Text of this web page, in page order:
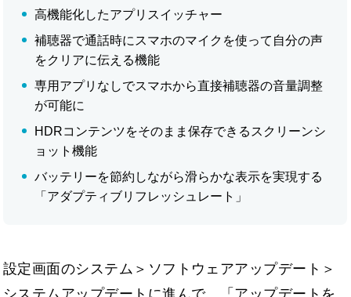
高機能化したアプリスイッチャー
補聴器で通話時にスマホのマイクを使って自分の声
をクリアに伝える機能
専用アプリなしでスマホから直接補聴器の音量調整
が可能に
HDRコンテンツをそのまま保存できるスクリーンシ
ョット機能
バッテリーを節約しながら滑らかな表示を実現する
「アダプティブリフレッシュレート」
設定画面のシステム＞ソフトウェアアップデート＞
システムアップデートに進んで、「アップデートを